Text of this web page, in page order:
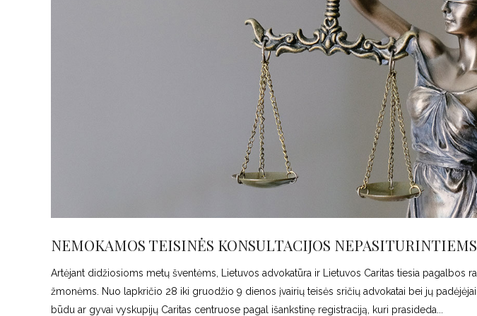
NEMOKAMOS TEISINĖS KONSULTACIJOS NEPASITURINTIEMS
Artėjant didžiosioms metų šventėms, Lietuvos advokatūra ir Lietuvos Caritas tiesia pagalbos
žmonėms. Nuo lapkričio 28 iki gruodžio 9 dienos įvairių teisės sričių advokatai bei jų
būdu ar gyvai vyskupijų Caritas centruose pagal išankstinę registraciją, kuri prasideda